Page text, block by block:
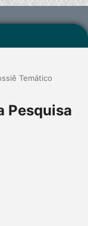
Temático
Pesquisa